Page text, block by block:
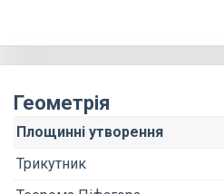
Геометрія
Площинні утворення
Трикутник